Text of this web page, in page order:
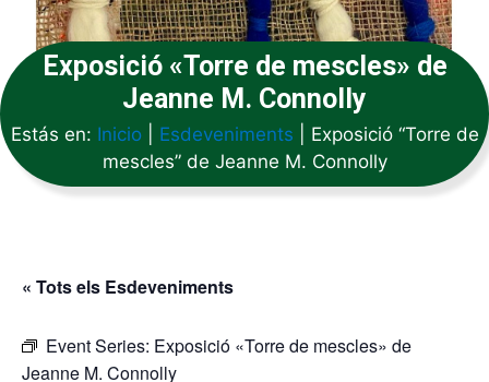
Exposició «Torre de mescles» de
Jeanne M. Connolly
Estás en: Inicio| Esdeveniments
Exposició “Torre de
mescles” de Jeanne M. Connolly
« Tots els Esdeveniments
Event Series: Exposició «Torre de mescles» de
Jeanne M. Connolly